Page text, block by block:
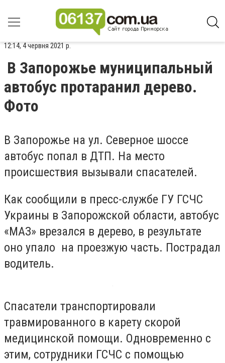
12:14, 4 червня 2021 р.
В Запорожье муниципальный
автобус протаранил дерево.
Фото
В Запорожье на ул. Северное шоссе
автобус попал в ДТП. На место
происшествия вызывали спасателей.
Как сообщили в пресс-службе ГУ ГСЧС
Украины в Запорожской области, автобус
«МАЗ» врезался в дерево, в результате
оно упало на проезжую часть. Пострадал
водитель.
Спасатели транспортировали
травмированного в карету скорой
медицинской помощи. Одновременно с
этим, сотрудники ГСЧС с помощью